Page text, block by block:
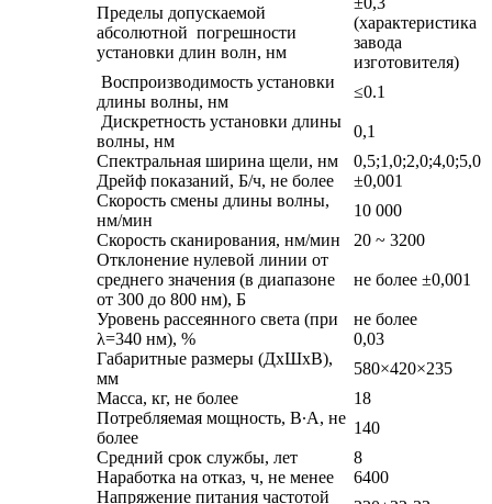
Пределы допускаемой
абсолютной погрешности
установки длин волн, нм
(характеристика
завода
изготовителя)
Воспроизводимость установки
длины волны, нм
≤0.1
Дискретность установки длины
волны, нм
0,1
Спектральная ширина щели, нм
0,5;1,0;2,0;4,0;5,0
Дрейф показаний, Б/ч, не более
±0,001
Скорость смены длины волны,
нм/мин
10 000
Скорость сканирования, нм/мин
20 ~ 3200
Отклонение нулевой линии от
среднего значения (в диапазоне
от 300 до 800 нм), Б
не более ±0,001
Уровень рассеянного света (при
λ=340 нм), %
не более
0,03
Габаритные размеры (ДxШxВ),
мм
580×420×235
Масса, кг, не более
18
Потребляемая мощность, В∙А, не
более
140
Средний срок службы, лет
8
Наработка на отказ, ч, не менее
6400
Напряжение питания частотой